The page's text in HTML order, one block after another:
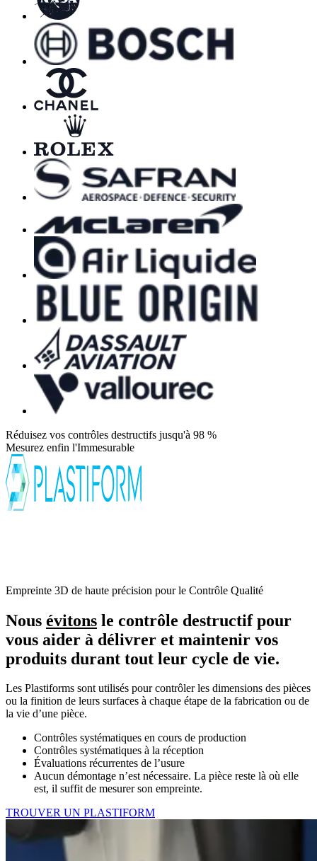
Réduisez vos contrôles destructifs jusqu'à 98 %
Mesurez enfin l'Immesurable
Empreinte 3D de haute précision pour le Contrôle Qualité
Nous évitons le contrôle destructif pour
vous aider à délivrer et maintenir vos
produits durant tout leur cycle de vie.
Les Plastiforms sont utilisés pour contrôler les dimensions des pièces
ou la finition de leurs surfaces à chaque étape de la fabrication ou de
la vie d’une pièce.
Contrôles systématiques en cours de production
Contrôles systématiques à la réception
Évaluations récurrentes de l’usure
Aucun démontage n’est nécessaire. La pièce reste là où elle
est, il suffit de mesurer son empreinte.
TROUVER UN PLASTIFORM